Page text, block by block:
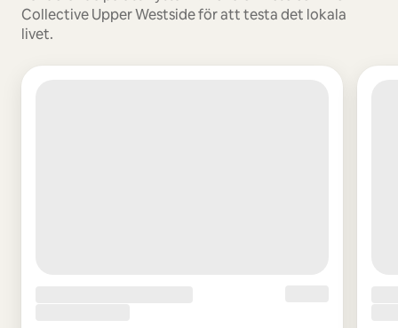
Collective Upper Westside för att testa det lokala
livet.